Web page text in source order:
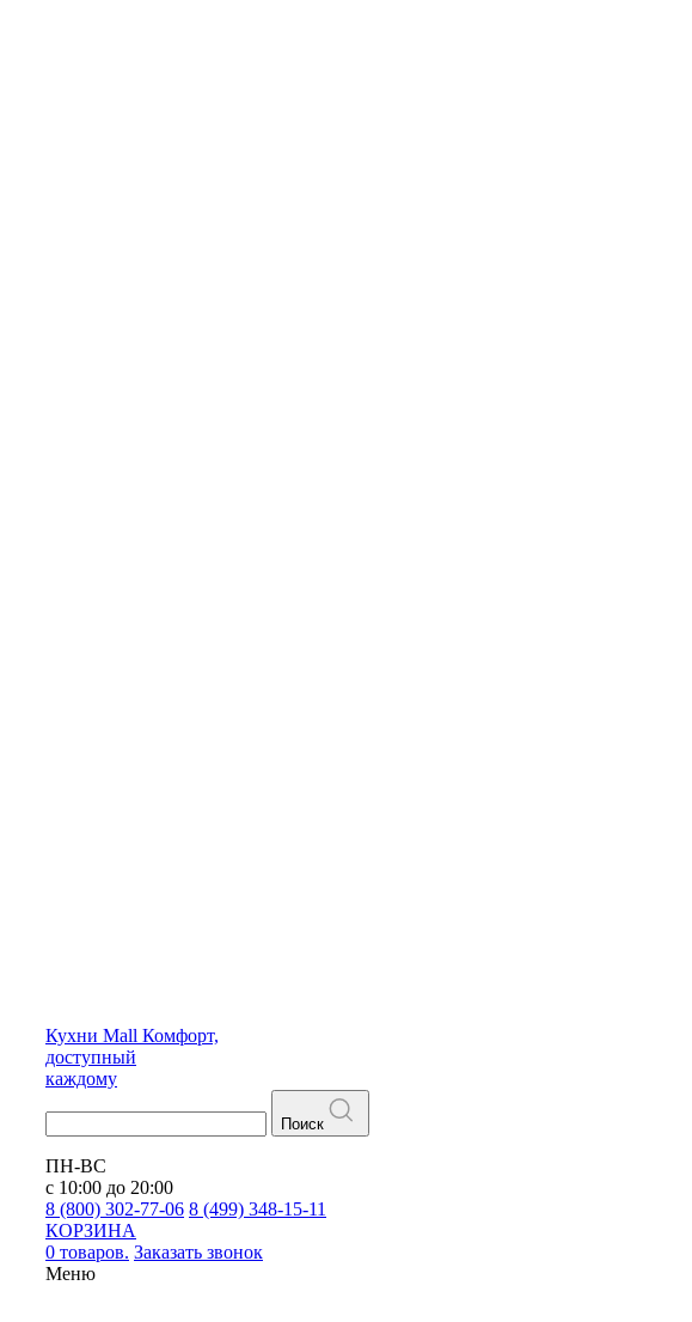
Кухни Mall Комфорт,
доступный
каждому
Поиск
ПН-ВС
с 10:00 до 20:00
8 (800) 302-77-06 8 (499) 348-15-11
КОРЗИНА
0 товаров. Заказать звонок
Меню